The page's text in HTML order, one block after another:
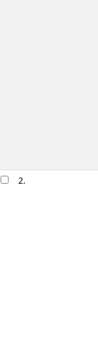
2.